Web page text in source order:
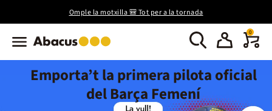
Omple la motxilla 🎒 Tot per a la tornada
0
Emporta’t la primera pilota oficial
del Barça Femení